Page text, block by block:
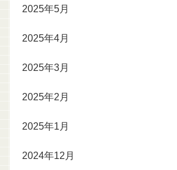
2025年5月
2025年4月
2025年3月
2025年2月
2025年1月
2024年12月